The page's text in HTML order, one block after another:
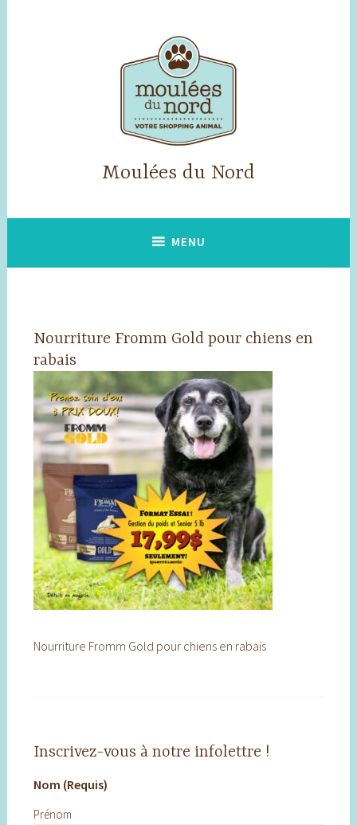
Moulées du Nord
MENU
Nourriture Fromm Gold pour chiens en
rabais
Nourriture Fromm Gold pour chiens en rabais
Inscrivez-vous à notre infolettre !
Nom (Requis)
Prénom